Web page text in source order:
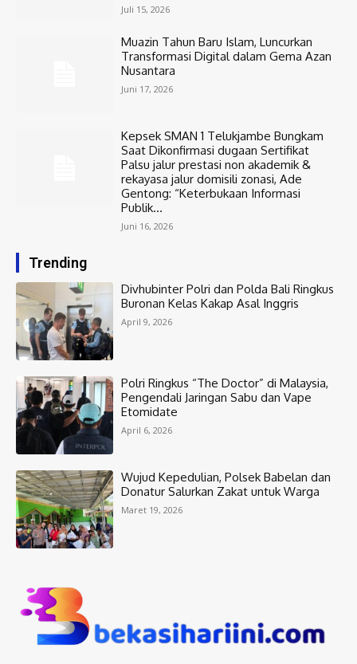
Juli 15, 2026
Muazin Tahun Baru Islam, Luncurkan
Transformasi Digital dalam Gema Azan
Nusantara
Juni 17, 2026
Kepsek SMAN 1 Telukjambe Bungkam
Saat Dikonfirmasi dugaan Sertifikat
Palsu jalur prestasi non akademik &
rekayasa jalur domisili zonasi, Ade
Gentong: “Keterbukaan Informasi
Publik...
Juni 16, 2026
Trending
Divhubinter Polri dan Polda Bali Ringkus
Buronan Kelas Kakap Asal Inggris
April 9, 2026
Polri Ringkus “The Doctor” di Malaysia,
Pengendali Jaringan Sabu dan Vape
Etomidate
April 6, 2026
Wujud Kepedulian, Polsek Babelan dan
Donatur Salurkan Zakat untuk Warga
Maret 19, 2026